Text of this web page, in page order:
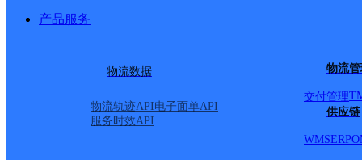
产品服务
物流数据
物流轨迹API电子面单API
服务时效API
物流
交付管理
供应链
WMSERP